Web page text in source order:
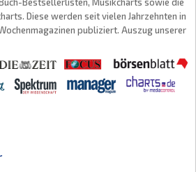
Diese werden seit vielen Jahrzehnten in
publiziert. Auszug unserer